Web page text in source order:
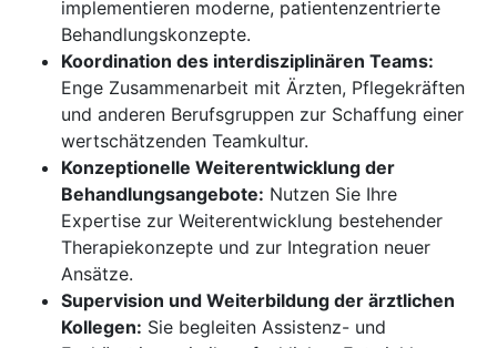
implementieren moderne, patientenzentrierte
Behandlungskonzepte.
Koordination des interdisziplinären Teams:
Enge Zusammenarbeit mit Ärzten, Pflegekräften
und anderen Berufsgruppen zur Schaffung einer
wertschätzenden Teamkultur.
Konzeptionelle Weiterentwicklung der
Behandlungsangebote: Nutzen Sie Ihre
Expertise zur Weiterentwicklung bestehender
Therapiekonzepte und zur Integration neuer
Ansätze.
Supervision und Weiterbildung der ärztlichen
Kollegen: Sie begleiten Assistenz- und